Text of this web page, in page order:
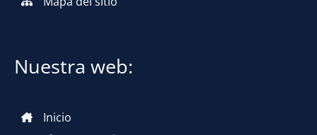
Nuestra web:
Inicio